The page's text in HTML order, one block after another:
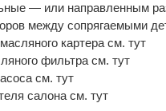
— или направленным
между сопрягаемыми
картера см. тут
фильтра см. тут
см. тут
салона см. тут